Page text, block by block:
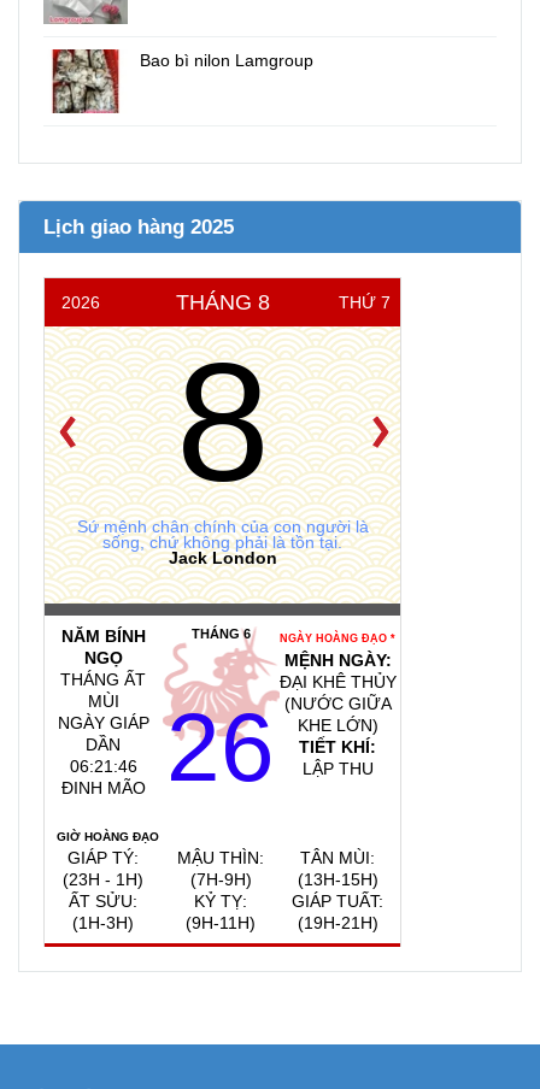
Bao bì nilon Lamgroup
Lịch giao hàng 2025
2026 THÁNG 8 THỨ 7
8
Sứ mệnh chân chính của con người là
sống, chứ không phải là tồn tại.
Jack London
NĂM BÍNH
NGỌ
THÁNG ẤT
MÙI
NGÀY GIÁP
DẦN
06:21:47
ĐINH MÃO
THÁNG 6
26
NGÀY HOÀNG ĐẠO *
MỆNH NGÀY:
ĐẠI KHÊ THỦY
(NƯỚC GIỮA
KHE LỚN)
TIẾT KHÍ:
LẬP THU
GIỜ HOÀNG ĐẠO
GIÁP TÝ:
(23H - 1H)
ẤT SỬU:
(1H-3H)
MẬU THÌN:
(7H-9H)
KỶ TỴ:
(9H-11H)
TÂN MÙI:
(13H-15H)
GIÁP TUẤT:
(19H-21H)